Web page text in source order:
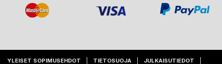
YLEISET SOPIMUSEHDOT TIETOSUOJA JULKAISUTIEDOT